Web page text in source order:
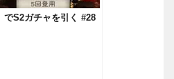
でS2ガチャを引く #28